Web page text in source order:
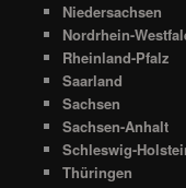
Niedersachsen
Nordrhein-
Rheinland-Pfalz
Saarland
Sachsen
Sachsen-Anhalt
Schleswig-
Thüringen